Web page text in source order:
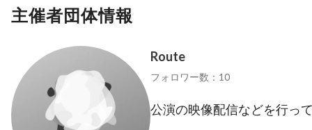
主催者団体情報
Route
フォロワー数：10
公演の映像配信などを行っ